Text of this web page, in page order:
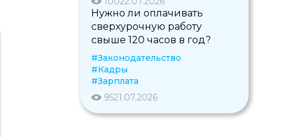
Нужно ли оплачивать
сверхурочную работу
свыше 120 часов в год?
#Законодательство
#Кадры
#Зарплата
9521.07.2026